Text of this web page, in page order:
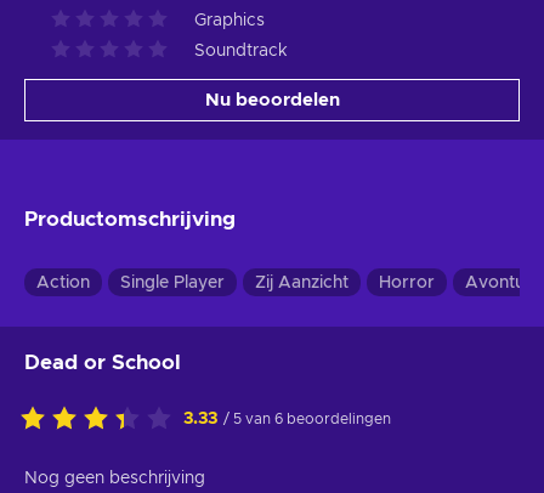
Graphics
Soundtrack
Nu beoordelen
Productomschrijving
Action Single Player Zij Aanzicht Horror Avontuur
Dead or School
3.33 / 5 van 6 beoordelingen
Nog geen beschrijving